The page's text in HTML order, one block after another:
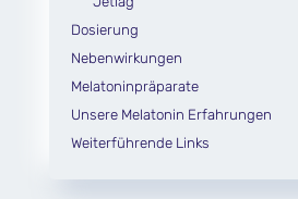
Dosierung
Nebenwirkungen
Melatoninpräparate
Unsere Melatonin Erfahrungen
Weiterführende Links